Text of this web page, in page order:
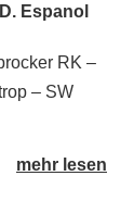
Espanol
RK –
– SW
mehr lesen